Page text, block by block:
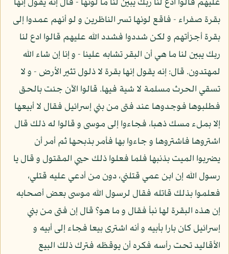
عليهم قالوا ادع لنا ربك يبين لنا ما لونها - قال إنه يقول إنها
بقرة صفراء - فاقع لونها تسر الناظرين و لو أنهم عمدوا إلى
بقرة أجزأتهم و لكن شددوا فشدد الله عليهم قالوا ادع لنا
ربك يبين لنا ما هي أن البقر تشابه علينا - و إنا إن شاء الله
لمهتدون. قال: إنه يقول إنها بقرة لا ذلول تثير الأرض - و لا
تسقي الحرث مسلمة لا شية فيها. قالوا الآن جئت بالحق
فطلبوها فوجدوها عند فتى من بني إسرائيل فقال لا أبيعها
إلا بملء مسك ذهبا، فجاءوا إلى موسى و قالوا له ذلك قال
اشتروها فاشتروها و جاءوا بها فأمر بذبحها ثم أمر أن
يضربوا الميت بذنبها فلما فعلوا ذلك حيي المقتول و قال يا
رسول الله إن ابن عمي قتلني، دون من أدعي عليه قتلي،
فعلموا بذلك قاتله فقال لرسول الله موسى بعض أصحابه
إن هذه البقرة لها نبأ فقال و ما هو؟ قال إن فتى من بني
إسرائيل كان بارا بأبيه و أنه اشترى بيعا فجاء إلى أبيه و
الأقاليد تحت رأسه فكره أن يوقظه فترك ذلك البيع